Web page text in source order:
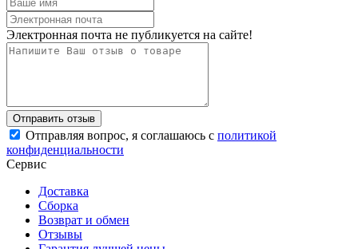
Электронная почта не публикуется на сайте!
Отправляя вопрос, я соглашаюсь с политикой
конфиденциальности
Сервис
Доставка
Сборка
Возврат и обмен
Отзывы